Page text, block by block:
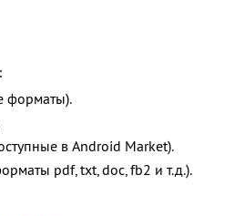
форматы).
в Android Market).
pdf, txt, doc, fb2 и т.д.).